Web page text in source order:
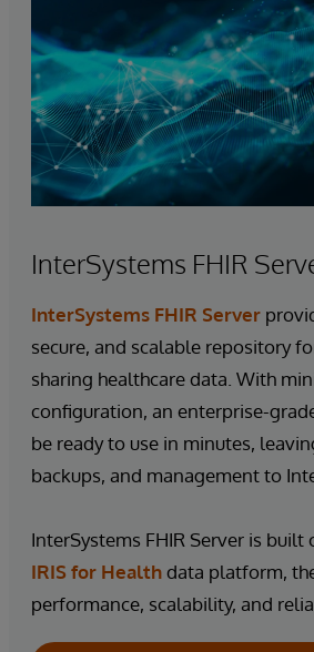
InterSystems FHIR
InterSystems FHIR Server
secure, and scalable repository
sharing healthcare data. With
configuration, an enterprise-
be ready to use in minutes,
backups, and management to
InterSystems FHIR Server is built
IRIS for Healthdata platform,
performance, scalability, and